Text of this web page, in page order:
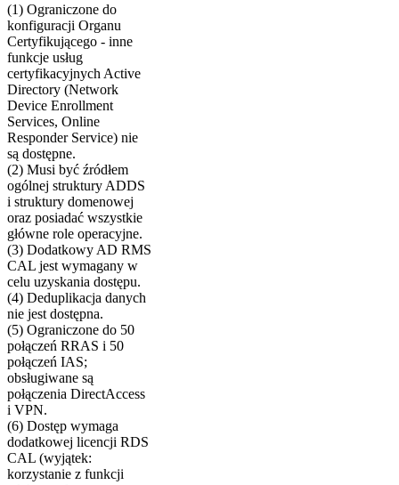
(1) Ograniczone do
konfiguracji Organu
Certyfikującego - inne
funkcje usług
certyfikacyjnych Active
Directory (Network
Device Enrollment
Services, Online
Responder Service) nie
są dostępne.
(2) Musi być źródłem
ogólnej struktury ADDS
i struktury domenowej
oraz posiadać wszystkie
główne role operacyjne.
(3) Dodatkowy AD RMS
CAL jest wymagany w
celu uzyskania dostępu.
(4) Deduplikacja danych
nie jest dostępna.
(5) Ograniczone do 50
połączeń RRAS i 50
połączeń IAS;
obsługiwane są
połączenia DirectAccess
i VPN.
(6) Dostęp wymaga
dodatkowej licencji RDS
CAL (wyjątek:
korzystanie z funkcji